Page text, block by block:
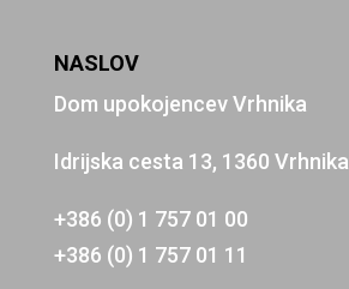
NASLOV
Dom upokojencev Vrhnika
Idrijska cesta 13, 1360 Vrhnika
+386 (0) 1 757 01 00
+386 (0) 1 757 01 11